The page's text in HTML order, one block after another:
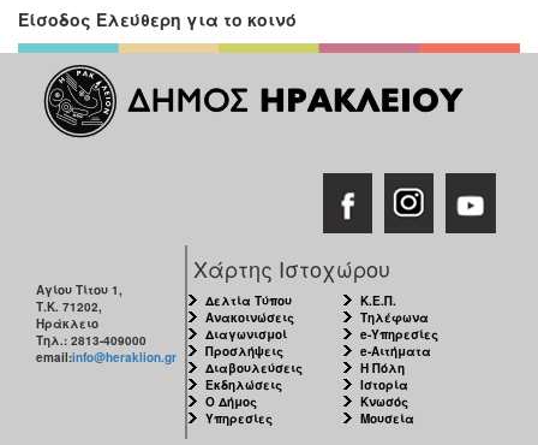
Είσοδος Ελεύθερη για το κοινό
Αγίου Τίτου 1,
Τ.Κ. 71202,
Ηράκλειο
Τηλ.: 2813-409000
email:info@heraklion.gr
Χάρτης Ιστοχώρου
Δελτία Τύπου
Ανακοινώσεις
Διαγωνισμοί
Προσλήψεις
Διαβουλεύσεις
Εκδηλώσεις
Ο Δήμος
Υπηρεσίες
Κ.Ε.Π.
Τηλέφωνα
e-Υπηρεσίες
e-Αιτήματα
Η Πόλη
Ιστορία
Κνωσός
Μουσεία